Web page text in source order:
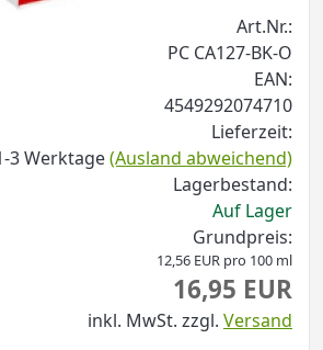
Art.Nr.:
PC CA127-BK-O
EAN:
4549292074710
Lieferzeit:
3 Werktage(Ausland abweichend)
Lagerbestand:
Auf Lager
Grundpreis:
12,56 EUR pro 100 ml
16,95 EUR
inkl. MwSt. zzgl. Versand